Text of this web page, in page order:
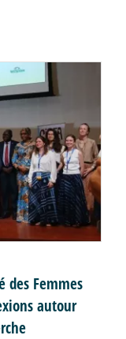
des Femmes
autour